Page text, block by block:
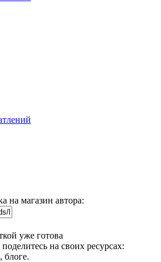
на магазин автора:
уже готова
на своих ресурсах:
блоге.